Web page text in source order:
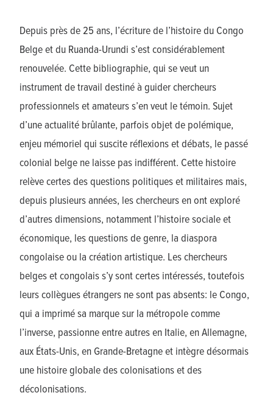
Depuis près de 25 ans, l’écriture de l’histoire du Congo
Belge et du Ruanda-Urundi s’est considérablement
renouvelée. Cette bibliographie, qui se veut un
instrument de travail destiné à guider chercheurs
professionnels et amateurs s’en veut le témoin. Sujet
d’une actualité brûlante, parfois objet de polémique,
enjeu mémoriel qui suscite réflexions et débats, le passé
colonial belge ne laisse pas indifférent. Cette histoire
relève certes des questions politiques et militaires mais,
depuis plusieurs années, les chercheurs en ont exploré
d’autres dimensions, notamment l’histoire sociale et
économique, les questions de genre, la diaspora
congolaise ou la création artistique. Les chercheurs
belges et congolais s’y sont certes intéressés, toutefois
leurs collègues étrangers ne sont pas absents: le Congo,
qui a imprimé sa marque sur la métropole comme
l’inverse, passionne entre autres en Italie, en Allemagne,
aux États-Unis, en Grande-Bretagne et intègre désormais
une histoire globale des colonisations et des
décolonisations.